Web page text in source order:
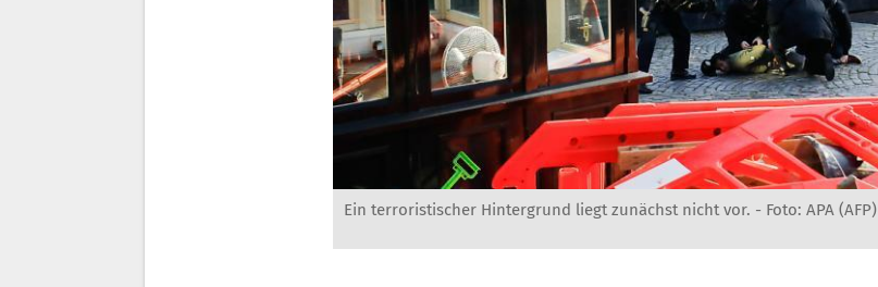
Ein terroristischer Hintergrund liegt zunächst nicht vor. - Foto: APA (AFP)